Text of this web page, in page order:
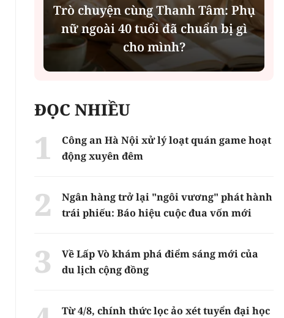
Trò chuyện cùng Thanh Tâm: Phụ
nữ ngoài 40 tuổi đã chuẩn bị gì
cho mình?
ĐỌC NHIỀU
Công an Hà Nội xử lý loạt quán game hoạt
động xuyên đêm
Ngân hàng trở lại "ngôi vương" phát hành
trái phiếu: Báo hiệu cuộc đua vốn mới
Về Lấp Vò khám phá điểm sáng mới của
du lịch cộng đồng
Từ 4/8, chính thức lọc ảo xét tuyển đại học